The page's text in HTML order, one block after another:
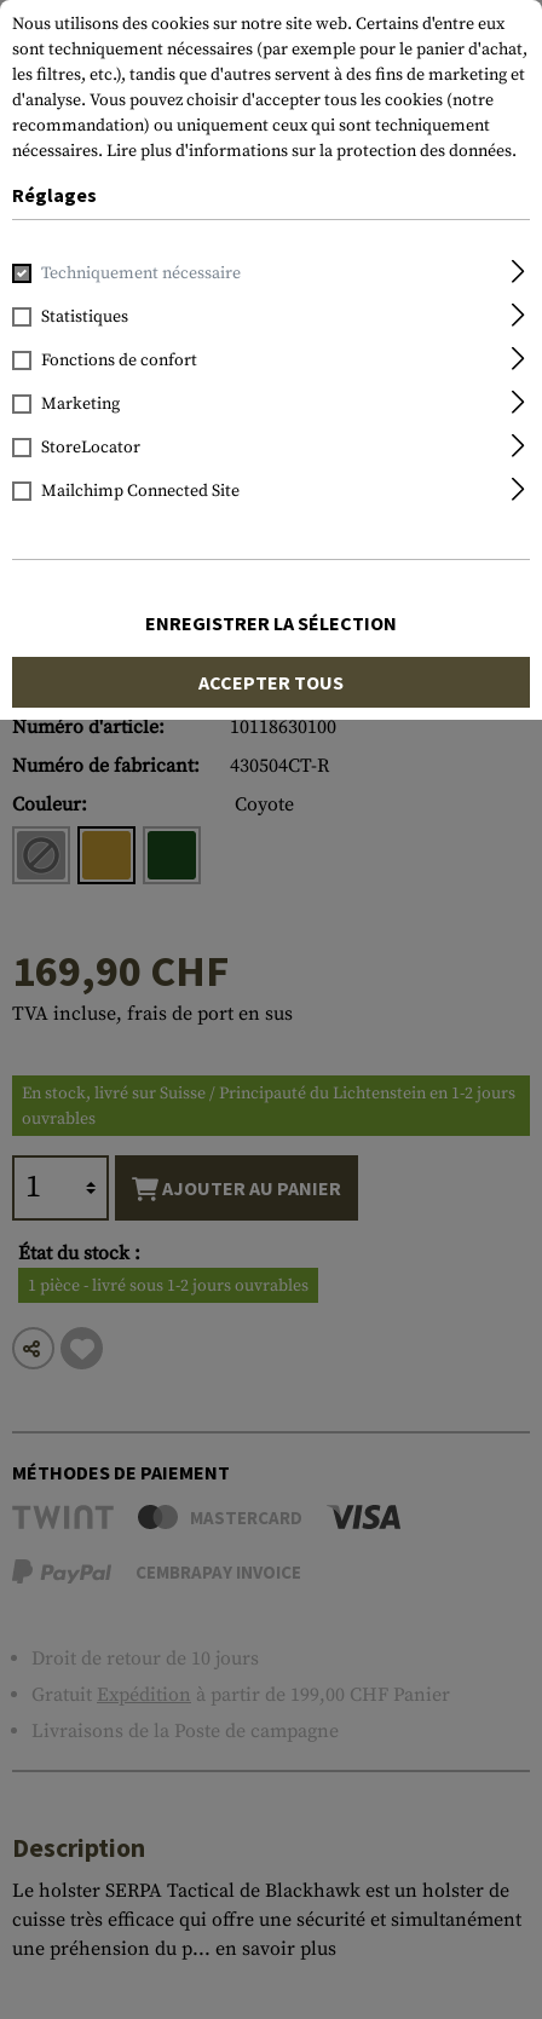
Blackhawk
SERPA Holster für
Beretta 92/96/M9/M9A1
Numéro d'article:
10118630100
Numéro de fabricant:
430504CT-R
Couleur:
Coyote
169,90 CHF
TVA incluse, frais de port en sus
En stock, livré sur Suisse / Principauté du Lichtenstein en 1-2 jours
ouvrables
AJOUTER AU PANIER
État du stock :
1 pièce - livré sous 1-2 jours ouvrables
MÉTHODES DE PAIEMENT
MASTERCARD
CEMBRAPAY INVOICE
Droit de retour de 10 jours
Gratuit Expédition à partir de 199,00 CHF Panier
Livraisons de la Poste de campagne
Description
Le holster SERPA Tactical de Blackhawk est un holster de
cuisse très efficace qui offre une sécurité et simultanément
une préhension du p... en savoir plus
Nous utilisons des cookies sur notre site web. Certains d'entre eux
sont techniquement nécessaires (par exemple pour le panier d'achat,
les filtres, etc.), tandis que d'autres servent à des fins de marketing et
d'analyse. Vous pouvez choisir d'accepter tous les cookies (notre
recommandation) ou uniquement ceux qui sont techniquement
nécessaires. Lire plus d'informations sur la protection des données.
Réglages
Techniquement nécessaire
Statistiques
Fonctions de confort
Marketing
StoreLocator
Mailchimp Connected Site
ENREGISTRER LA SÉLECTION
ACCEPTER TOUS